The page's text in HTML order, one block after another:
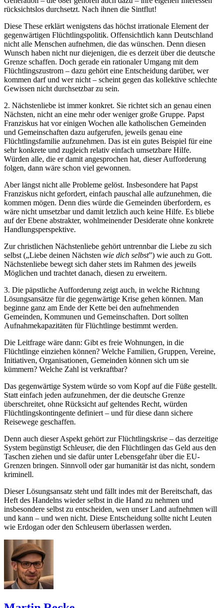
rücksichtslos durchsetzt. Nach ihnen die Sintflut!
Diese These erklärt wenigstens das höchst irrationale Element der
gegenwärtigen Flüchtlingspolitik. Offensichtlich kann Deutschland
nicht alle Menschen aufnehmen, die das wünschen. Denn diesen
Wunsch haben nicht nur diejenigen, die es derzeit über die deutsche
Grenze schaffen. Doch gerade ein rationaler Umgang mit dem
Flüchtlingszustrom – dazu gehört eine Entscheidung darüber, wer
kommen darf und wer nicht – scheint gegen das kollektive schlechte
Gewissen nicht durchsetzbar zu sein.
2. Nächstenliebe ist immer konkret. Sie richtet sich an genau einen
Nächsten, nicht an eine mehr oder weniger große Gruppe. Papst
Franziskus hat vor einigen Wochen alle katholischen Gemeinden
und Gemeinschaften dazu aufgerufen, jeweils genau eine
Flüchtlingsfamilie aufzunehmen. Das ist ein gutes Beispiel für eine
sehr konkrete und zugleich relativ einfach umsetzbare Hilfe.
Würden alle, die er damit angesprochen hat, dieser Aufforderung
folgen, dann wäre schon viel gewonnen.
Aber längst nicht alle Probleme gelöst. Insbesondere hat Papst
Franziskus nicht gefordert, einfach pauschal alle aufzunehmen, die
kommen mögen. Denn dies würde die Gemeinden überfordern, es
wäre nicht umsetzbar und damit letzlich auch keine Hilfe. Es bliebe
auf der Ebene abstrakter, wohlmeinender Desiderate ohne konkrete
Handlungsperspektive.
Zur christlichen Nächstenliebe gehört untrennbar die Liebe zu sich
selbst („Liebe deinen Nächsten wie dich selbst”) wie auch zu Gott.
Nächstenliebe bewegt sich daher stets im Rahmen des jeweils
Möglichen und trachtet danach, diesen zu erweitern.
3. Die päpstliche Aufforderung zeigt auch, in welche Richtung
Lösungsansätze für die gegenwärtige Krise gehen können. Man
beginne ganz am Ende der Kette bei den aufnehmenden
Gemeinden, Kommunen und Gemeinschaften. Dort sollten
Aufnahmekapazitäten für Flüchtlinge bestimmt werden.
Die Leitfrage wäre dann: Gibt es freie Wohnungen, in die
Flüchtlinge einziehen können? Welche Familien, Gruppen, Vereine,
Initiativen, Organisationen, Gemeinden können sich um sie
kümmern? Welche Zahl ist verkraftbar?
Das gegenwärtige System würde so vom Kopf auf die Füße gestellt.
Statt einfach jeden aufzunehmen, der die deutsche Grenze
überschreitet, ohne Rücksicht auf geltendes Recht, würden
Flüchtlingskontingente definiert – und für diese dann sichere
Reisewege geschaffen.
Denn auch dieser Aspekt gehört zur Flüchtlingskrise – das derzeitige
System begünstigt Schleuser, die den Flüchtlingen das Geld aus den
Taschen ziehen und sie dafür unter Lebensgefahr über die EU-
Grenzen bringen. Sinnvoll oder gar humanitär ist das nicht, sondern
kriminell.
Dieser Lösungsansatz steht und fällt indes mit der Bereitschaft, das
Heft des Handelns wieder selbst in die Hand zu nehmen und
insbesondere selbst zu entscheiden, wen unser Land aufnehmen will
und kann – und wen nicht. Diese Entscheidung sollte nicht Leuten
wie Erdogan oder den Schleusern überlassen werden.